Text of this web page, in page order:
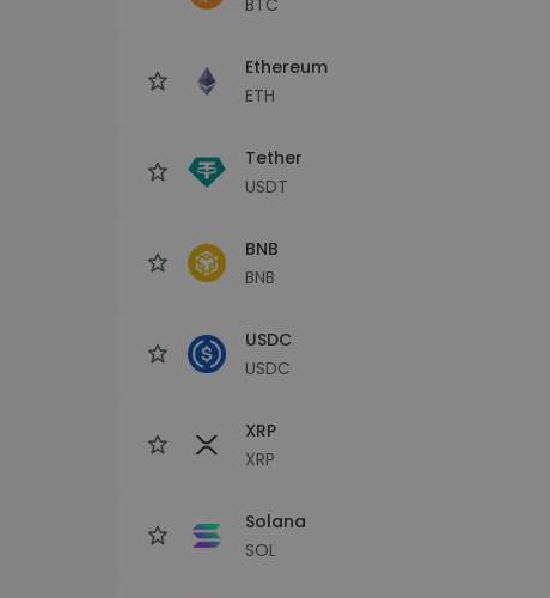
Ethereum
ETH
Tether
USDT
BNB
BNB
USDC
USDC
XRP
XRP
Solana
SOL